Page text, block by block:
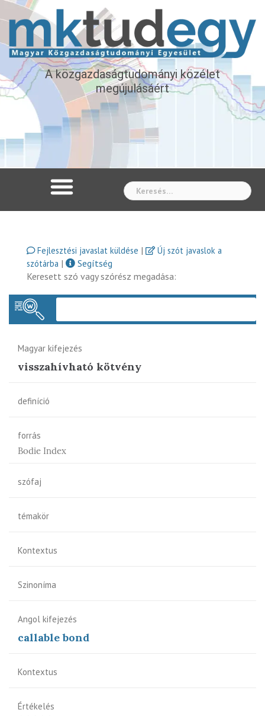
A közgazdaságtudományi közélet
megújulásáért
Fejlesztési javaslat küldése |
Új szót javaslok a
szótárba |
Segítség
Keresett szó vagy szórész megadása:
Magyar kifejezés
visszahívható kötvény
definíció
forrás
Bodie Index
szófaj
témakör
Kontextus
Szinoníma
Angol kifejezés
callable bond
Kontextus
Értékelés